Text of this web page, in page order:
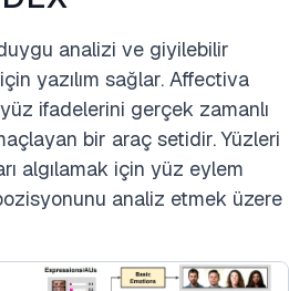
analizi ve giyilebilir
yazılım sağlar. Affectiva
ifadelerini gerçek zamanlı
bir araç setidir. Yüzleri
algılamak için yüz eylem
analiz etmek üzere